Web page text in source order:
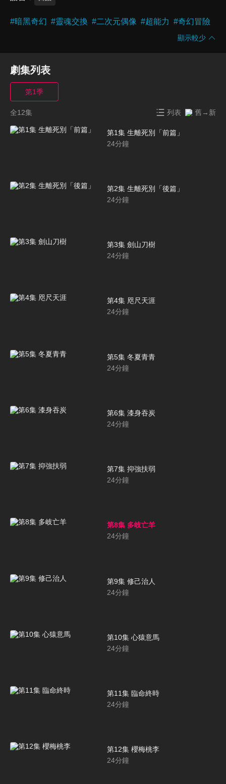
#暗黑奇幻 #靈魂交換 #二次元偶像 #超能力 #奇幻冒險
顯示較少
劇集列表
第1季
全12集 列表 舊→新
第1集 生離死別「前篇」
24分鐘
第2集 生離死別「後篇」
24分鐘
第3集 劍山刀樹
24分鐘
第4集 咫尺天涯
24分鐘
第5集 冬夏青青
24分鐘
第6集 漆身吞炭
24分鐘
第7集 抑強扶弱
24分鐘
第8集 多岐亡羊
24分鐘
第9集 修己治人
24分鐘
第10集 心猿意馬
24分鐘
第11集 臨命終時
24分鐘
第12集 櫻梅桃李
24分鐘